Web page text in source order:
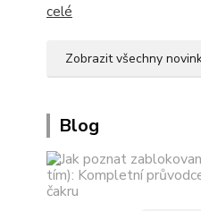
celé
Zobrazit všechny
Blog